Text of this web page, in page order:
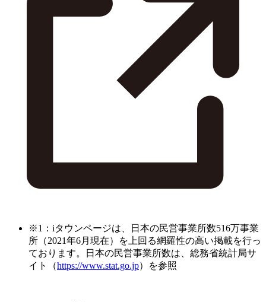
※1：iタウンページは、日本の民営事業所数516万事業
所（2021年6月現在）を上回る網羅性の高い掲載を行っ
ております。日本の民営事業所数は、総務省統計局サ
イト（https://www.stat.go.jp）を参照